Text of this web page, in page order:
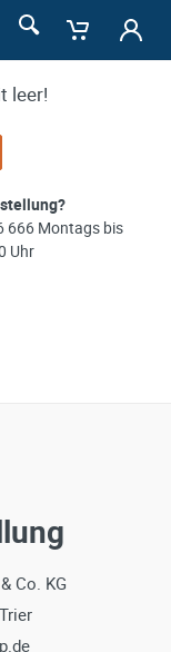
leer!
666 Montags bis
Uhr
Co. KG